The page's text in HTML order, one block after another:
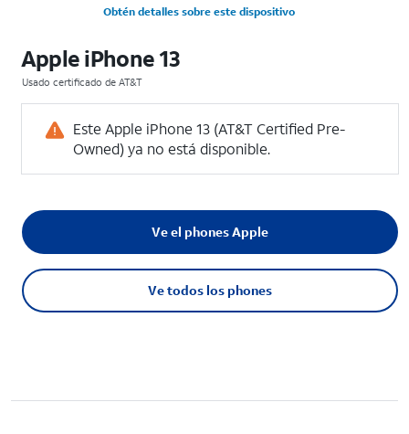
Obtén detalles sobre este dispositivo
Apple iPhone 13
Usado certificado de AT&T
Este Apple iPhone 13 (AT&T Certified Pre-
Owned) ya no está disponible.
Ve todos los phones
Ve el phones Apple